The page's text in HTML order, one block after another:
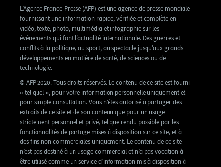
L’Agence France-Presse (AFP) est une agence de presse mondiale
fournissant une information rapide, vérifiée et complète en
vidéo, texte, photo, multimédia et infographie sur les
événements qui font l’actualité internationale. Des guerres et
conflits à la politique, au sport, au spectacle jusqu’aux grands
développements en matière de santé, de sciences ou de
technologie.
© AFP 2020. Tous droits réservés. Le contenu de ce site est fourni
« tel quel », pour votre information personnelle uniquement et
pour simple consultation. Vous n’êtes autorisé à partager des
extraits de ce site et de son contenu que pour un usage
strictement personnel et privé, tel que rendu possible par les
fonctionnalités de partage mises à disposition sur ce site, et à
des fins non commerciales uniquement. Le contenu de ce site
n’est pas destiné à un usage commercial et n’a pas vocation à
être utilisé comme un service d’information mis à disposition à